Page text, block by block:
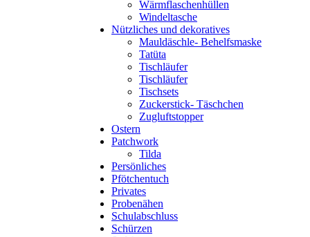
Wärmflaschenhüllen
Windeltasche
Nützliches und dekoratives
Mauldäschle- Behelfsmaske
Tatüta
Tischläufer
Tischläufer
Tischsets
Zuckerstick- Täschchen
Zugluftstopper
Ostern
Patchwork
Tilda
Persönliches
Pfötchentuch
Privates
Probenähen
Schulabschluss
Schürzen